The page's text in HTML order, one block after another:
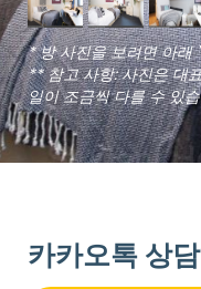
* 방 사진을 보려면 아래
** 참고 사항: 사진은 대
일이 조금씩 다를 수 있
카카오톡 상